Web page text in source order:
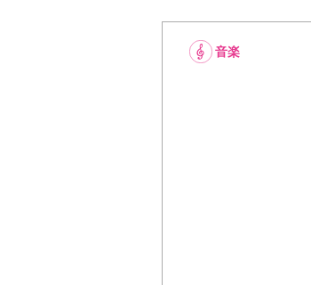
音楽